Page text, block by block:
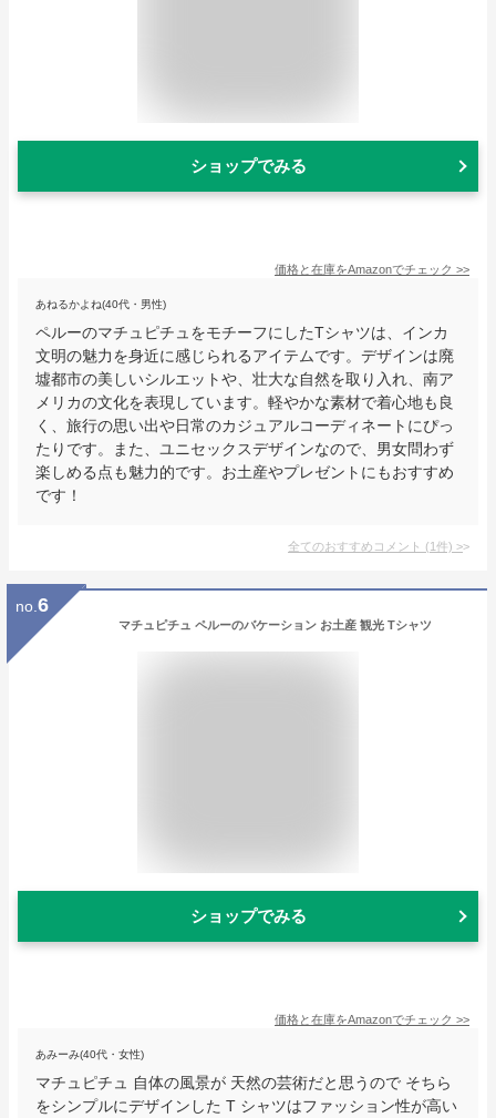
ショップでみる
価格と在庫をAmazonでチェック >>
あねるかよね(40代・男性)
ペルーのマチュピチュをモチーフにしたTシャツは、インカ
文明の魅力を身近に感じられるアイテムです。デザインは廃
墟都市の美しいシルエットや、壮大な自然を取り入れ、南ア
メリカの文化を表現しています。軽やかな素材で着心地も良
く、旅行の思い出や日常のカジュアルコーディネートにぴっ
たりです。また、ユニセックスデザインなので、男女問わず
楽しめる点も魅力的です。お土産やプレゼントにもおすすめ
です！
全てのおすすめコメント (1件) >
no. 6
マチュピチュ ペルーのバケーション お土産 観光 Tシャツ
ショップでみる
価格と在庫をAmazonでチェック >>
あみーみ(40代・女性)
マチュピチュ 自体の風景が 天然の芸術だと思うので そちら
をシンプルにデザインした T シャツはファッション性が高い